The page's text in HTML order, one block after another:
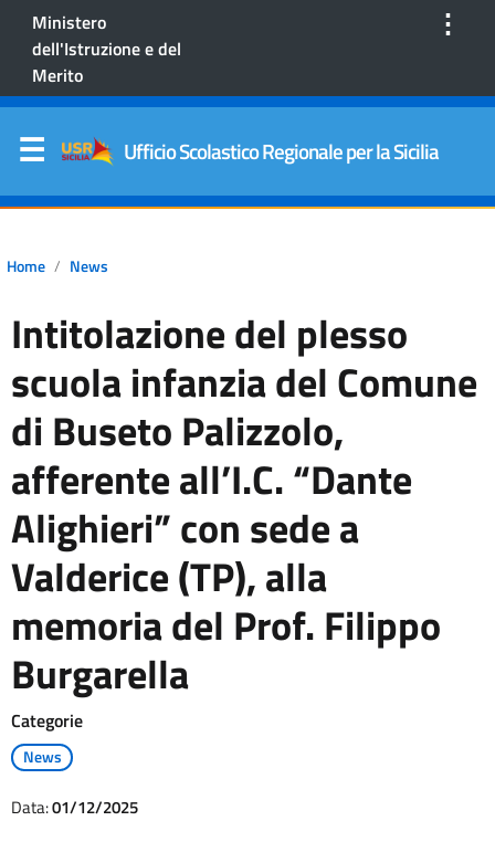
Ministero
dell'Istruzione e del
Merito
⋮
Ufficio Scolastico Regionale per la Sicilia
Home News
Intitolazione del plesso
scuola infanzia del Comune
di Buseto Palizzolo,
afferente all’I.C. “Dante
Alighieri” con sede a
Valderice (TP), alla
memoria del Prof. Filippo
Burgarella
Categorie
News
Data:01/12/2025